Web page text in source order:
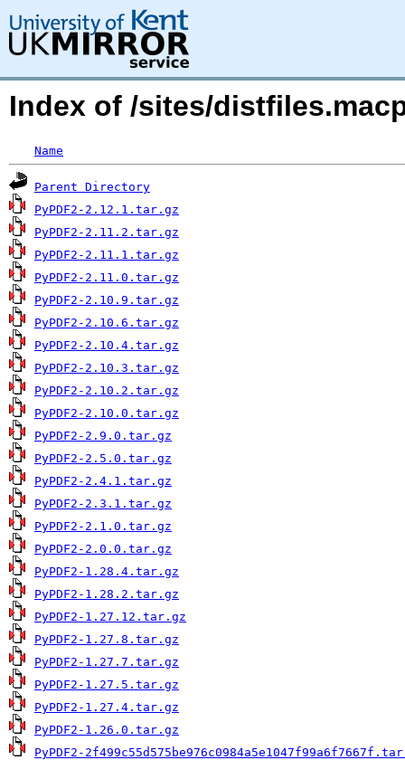
Index of /sites/
Name
Parent Directory
PyPDF2-2.12.1.tar.gz
PyPDF2-2.11.2.tar.gz
PyPDF2-2.11.1.tar.gz
PyPDF2-2.11.0.tar.gz
PyPDF2-2.10.9.tar.gz
PyPDF2-2.10.6.tar.gz
PyPDF2-2.10.4.tar.gz
PyPDF2-2.10.3.tar.gz
PyPDF2-2.10.2.tar.gz
PyPDF2-2.10.0.tar.gz
PyPDF2-2.9.0.tar.gz
PyPDF2-2.5.0.tar.gz
PyPDF2-2.4.1.tar.gz
PyPDF2-2.3.1.tar.gz
PyPDF2-2.1.0.tar.gz
PyPDF2-2.0.0.tar.gz
PyPDF2-1.28.4.tar.gz
PyPDF2-1.28.2.tar.gz
PyPDF2-1.27.12.tar.gz
PyPDF2-1.27.8.tar.gz
PyPDF2-1.27.7.tar.gz
PyPDF2-1.27.5.tar.gz
PyPDF2-1.27.4.tar.gz
PyPDF2-1.26.0.tar.gz
PyPDF2-